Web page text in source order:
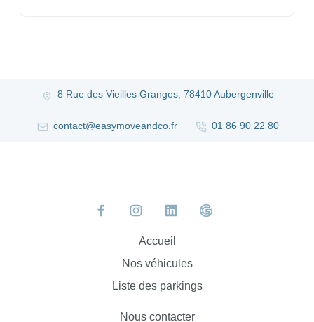
8 Rue des Vieilles Granges, 78410 Aubergenville
contact@easymoveandco.fr 01 86 90 22 80
Accueil
Nos véhicules
Liste des parkings
Nous contacter